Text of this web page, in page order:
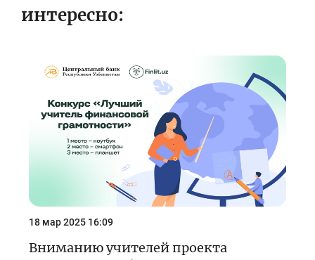
интересно:
18 мар 2025 16:09
Вниманию учителей проекта